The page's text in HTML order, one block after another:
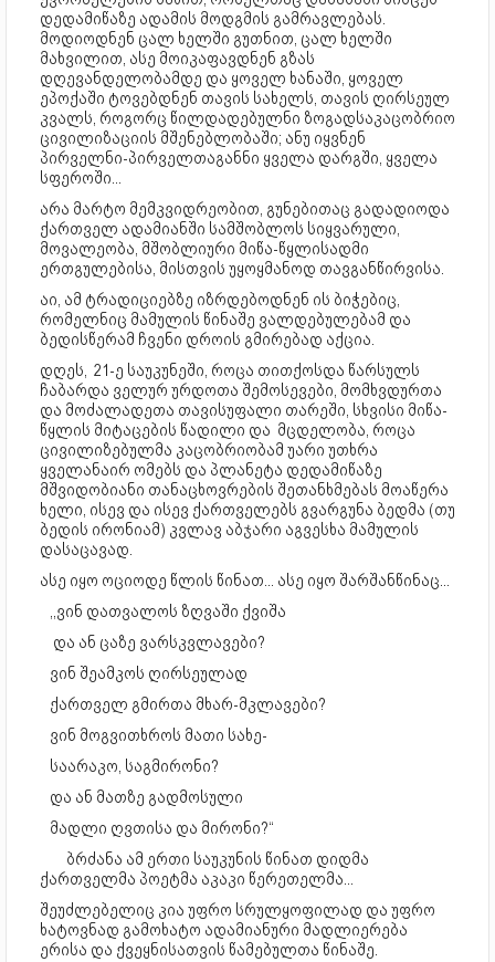
დედამიწაზე ადამის მოდგმის გამრავლებას.
მოდიოდნენ ცალ ხელში გუთნით, ცალ ხელში
მახვილით, ასე მოიკაფავდნენ გზას
დღევანდელობამდე და ყოველ ხანაში, ყოველ
ეპოქაში ტოვებდნენ თავის სახელს, თავის ღირსეულ
კვალს, როგორც წილდადებულნი ზოგადსაკაცობრიო
ცივილიზაციის მშენებლობაში; ანუ იყვნენ
პირველნი-პირველთაგანნი ყველა დარგში, ყველა
სფეროში...
არა მარტო მემკვიდრეობით, გუნებითაც გადადიოდა
ქართველ ადამიანში სამშობლოს სიყვარული,
მოვალეობა, მშობლიური მიწა-წყლისადმი
ერთგულებისა, მისთვის უყოყმანოდ თავგანწირვისა.
აი, ამ ტრადიციებზე იზრდებოდნენ ის ბიჭებიც,
რომელნიც მამულის წინაშე ვალდებულებამ და
ბედისწერამ ჩვენი დროის გმირებად აქცია.
დღეს, 21-ე საუკუნეში, როცა თითქოსდა წარსულს
ჩაბარდა ველურ ურდოთა შემოსევები, მომხვდურთა
და მოძალადეთა თავისუფალი თარეში, სხვისი მიწა-
წყლის მიტაცების წადილი და მცდელობა, როცა
ცივილიზებულმა კაცობრიობამ უარი უთხრა
ყველანაირ ომებს და პლანეტა დედამიწაზე
მშვიდობიანი თანაცხოვრების შეთანხმებას მოაწერა
ხელი, ისევ და ისევ ქართველებს გვარგუნა ბედმა (თუ
ბედის ირონიამ) კვლავ აბჯარი აგვესხა მამულის
დასაცავად.
ასე იყო ოციოდე წლის წინათ... ასე იყო შარშანწინაც...
,,ვინ დათვალოს ზღვაში ქვიშა
და ან ცაზე ვარსკვლავები?
ვინ შეამკოს ღირსეულად
ქართველ გმირთა მხარ-მკლავები?
ვინ მოგვითხროს მათი სახე-
საარაკო, საგმირონი?
და ან მათზე გადმოსული
მადლი ღვთისა და მირონი?“
ბრძანა ამ ერთი საუკუნის წინათ დიდმა
ქართველმა პოეტმა აკაკი წერეთელმა...
შეუძლებელიც კია უფრო სრულყოფილად და უფრო
ხატოვნად გამოხატო ადამიანური მადლიერება
ერისა და ქვეყნისათვის წამებულთა წინაშე.